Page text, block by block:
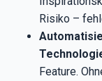
Risiko –
Feature.